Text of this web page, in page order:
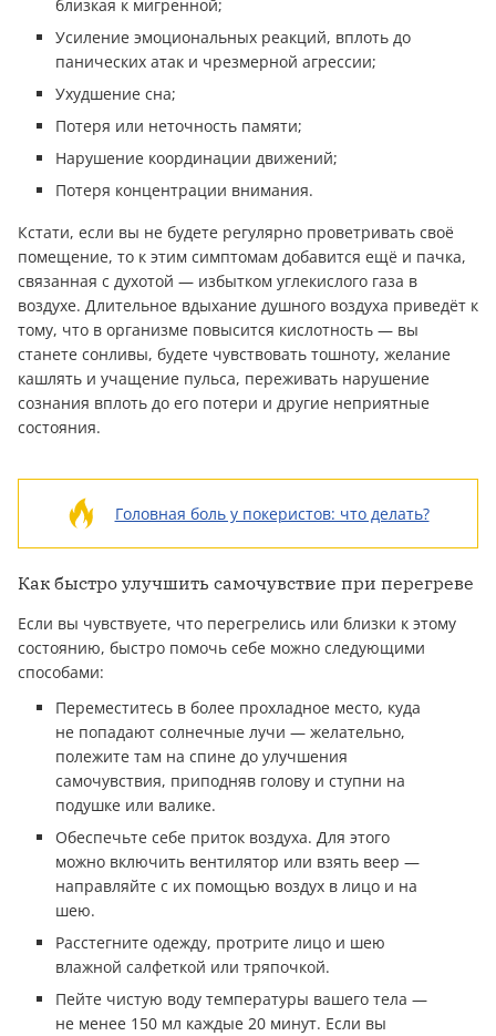
близкая к мигренной;
Усиление эмоциональных реакций, вплоть до
панических атак и чрезмерной агрессии;
Ухудшение сна;
Потеря или неточность памяти;
Нарушение координации движений;
Потеря концентрации внимания.
Кстати, если вы не будете регулярно проветривать своё
помещение, то к этим симптомам добавится ещё и пачка,
связанная с духотой — избытком углекислого газа в
воздухе. Длительное вдыхание душного воздуха приведёт к
тому, что в организме повысится кислотность — вы
станете сонливы, будете чувствовать тошноту, желание
кашлять и учащение пульса, переживать нарушение
сознания вплоть до его потери и другие неприятные
состояния.
Головная боль у покеристов: что делать?
Как быстро улучшить самочувствие при перегреве
Если вы чувствуете, что перегрелись или близки к этому
состоянию, быстро помочь себе можно следующими
способами:
Переместитесь в более прохладное место, куда
не попадают солнечные лучи — желательно,
полежите там на спине до улучшения
самочувствия, приподняв голову и ступни на
подушке или валике.
Обеспечьте себе приток воздуха. Для этого
можно включить вентилятор или взять веер —
направляйте с их помощью воздух в лицо и на
шею.
Расстегните одежду, протрите лицо и шею
влажной салфеткой или тряпочкой.
Пейте чистую воду температуры вашего тела —
не менее 150 мл каждые 20 минут. Если вы